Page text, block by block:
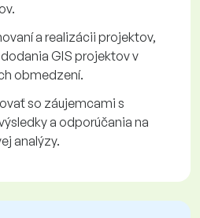
a realizácii projektov,
GIS projektov v
obmedzení.
so záujemcami s
a odporúčania na
analýzy.